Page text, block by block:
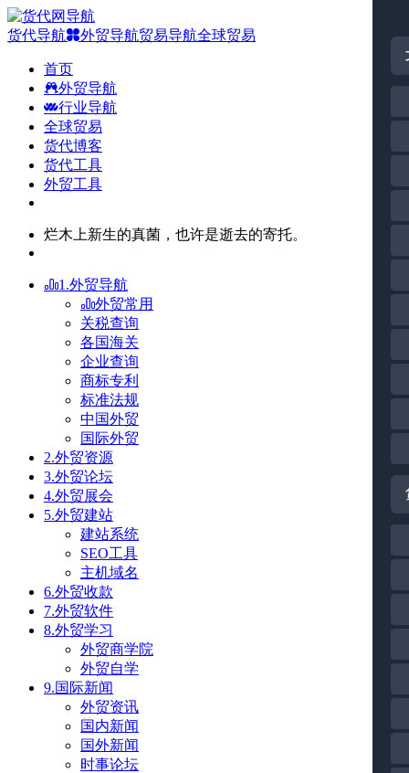
货代导航 外贸导航贸易导航全球贸易
首页
外贸导航
行业导航
全球贸易
货代博客
货代工具
外贸工具
烂木上新生的真菌，也许是逝去的寄托。
1.外贸导航
外贸常用
关税查询
各国海关
企业查询
商标专利
标准法规
中国外贸
国际外贸
2.外贸资源
3.外贸论坛
4.外贸展会
5.外贸建站
建站系统
SEO工具
主机域名
6.外贸收款
7.外贸软件
8.外贸学习
外贸商学院
外贸自学
9.国际新闻
外贸资讯
国内新闻
国外新闻
时事论坛